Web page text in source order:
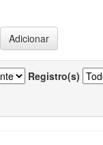
Registro(s)